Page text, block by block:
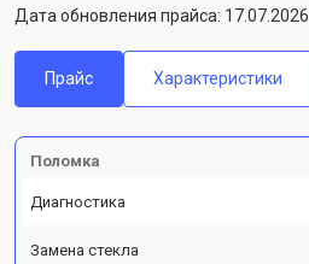
Дата обновления прайса: 17.07.2026
Прайс Характеристики
Поломка
Диагностика
Замена стекла